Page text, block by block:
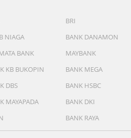
BRI
NIAGA
BANK DANAMON
BANK
MAYBANK
KB BUKOPIN
BANK MEGA
DBS
BANK HSBC
MAYAPADA
BANK DKI
BANK RAYA